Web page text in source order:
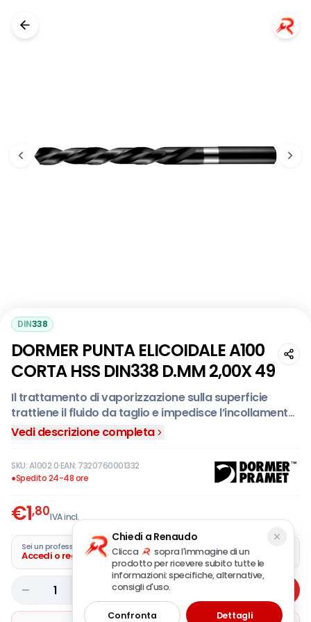
DIN338
DORMER PUNTA ELICOIDALE A100
CORTA HSS DIN338 D.MM 2,00X 49
Il trattamento di vaporizzazione sulla superficie
trattiene il fluido da taglio e impedisce l’incollamento
dei trucioli.
Vedi descrizione completa
SKU:A1002.0·EAN: 7320760001332
●Spedito 24-48 ore
€1,80IVA incl.
Sei un professionista?
Accedi o registra la tua azienda
1
Chiedi a Renaudo
Clicca
sopra l'immagine di un
prodotto per ricevere subito tutte le
informazioni: specifiche, alternative,
consigli d'uso.
Confronta Dettagli